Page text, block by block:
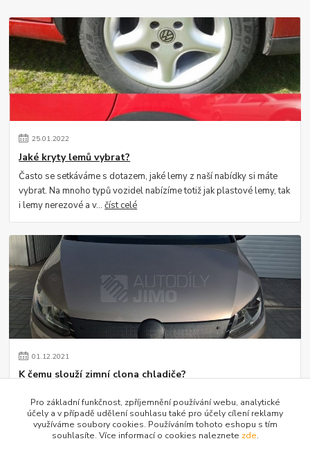
25.01.2022
Jaké kryty lemů vybrat?
Často se setkáváme s dotazem, jaké lemy z naší nabídky si máte
vybrat. Na mnoho typů vozidel nabízíme totiž jak plastové lemy, tak
i lemy nerezové a v...číst celé
01.12.2021
K čemu slouží zimní clona chladiče?
clona na vozidlu slouží. Jistě si vzpomínáte, jak se kdysi za masky
dávaly staré kart...číst celé
Pro základní funkčnost, zpříjemnění používání webu, analytické
účely a v případě udělení souhlasu také pro účely cílení reklamy
využíváme soubory cookies. Používáním tohoto eshopu s tím
souhlasíte. Více informací o cookies naleznete zde.